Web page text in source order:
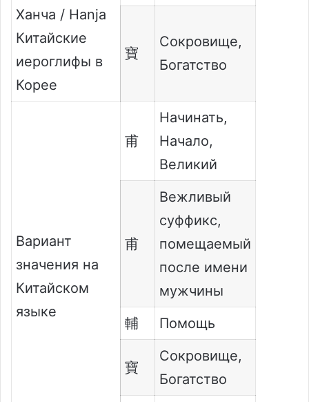
Ханча / Hanja
Китайские
иероглифы в
Корее
寶
Сокровище,
Богатство
Вариант
значения на
Китайском
языке
甫
Начинать,
Начало,
Великий
甫
Вежливый
суффикс,
помещаемый
после имени
мужчины
輔
Помощь
寶
Сокровище,
Богатство